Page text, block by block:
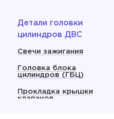
Детали головки
цилиндров ДВС
Свечи зажигания
Головка блока
цилиндров (ГБЦ)
Прокладка крышки
клапанов